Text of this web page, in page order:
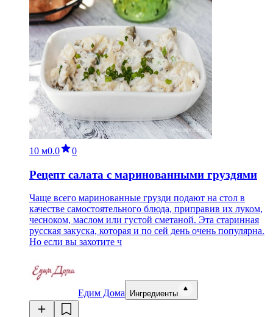
10 м0.0 0
Рецепт салата с маринованными груздями
Чаще всего маринованные грузди подают на стол в
качестве самостоятельного блюда, приправив их луком,
чесноком, маслом или густой сметаной. Эта старинная
русская закуска, которая и по сей день очень популярна.
Но если вы захотите ч
Едим Дома Ингредиенты